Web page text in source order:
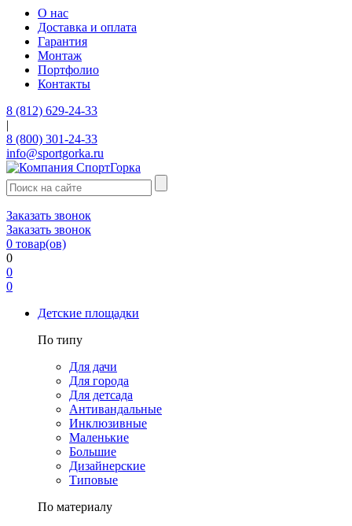
О нас
Доставка и оплата
Гарантия
Монтаж
Портфолио
Контакты
8 (812) 629-24-33
|
8 (800) 301-24-33
info@sportgorka.ru
Заказать звонок
Заказать звонок
0 товар(ов)
0
0
0
Детские площадки
По типу
Для дачи
Для города
Для детсада
Антивандальные
Инклюзивные
Маленькие
Большие
Дизайнерские
Типовые
По материалу